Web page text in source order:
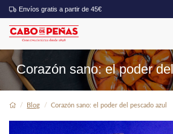
Envíos gratis a partir de 45€
Corazón sano: el poder
Blog Corazón sano: el poder del pescado azul